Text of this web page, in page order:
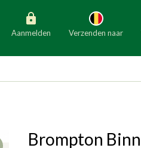
Aanmelden Verzenden naar
Open
Brompton